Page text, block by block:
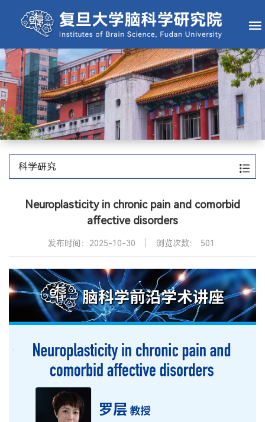
科学研究
Neuroplasticity in chronic pain and comorbid
affective disorders
发布时间：2025-10-30 浏览次数： 501